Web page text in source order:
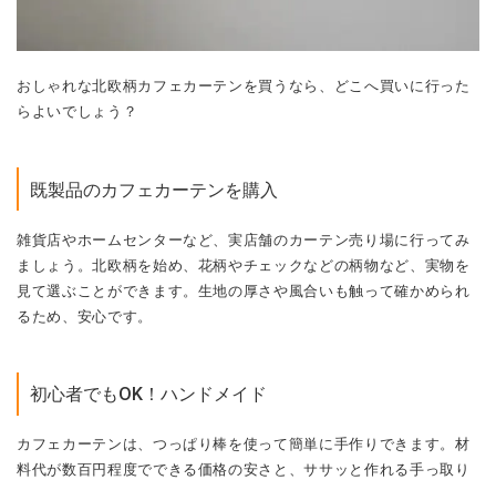
おしゃれな北欧柄カフェカーテンを買うなら、どこへ買いに行った
らよいでしょう？
既製品のカフェカーテンを購入
雑貨店やホームセンターなど、実店舗のカーテン売り場に行ってみ
ましょう。北欧柄を始め、花柄やチェックなどの柄物など、実物を
見て選ぶことができます。生地の厚さや風合いも触って確かめられ
るため、安心です。
初心者でもOK！ハンドメイド
カフェカーテンは、つっぱり棒を使って簡単に手作りできます。材
料代が数百円程度でできる価格の安さと、ササッと作れる手っ取り